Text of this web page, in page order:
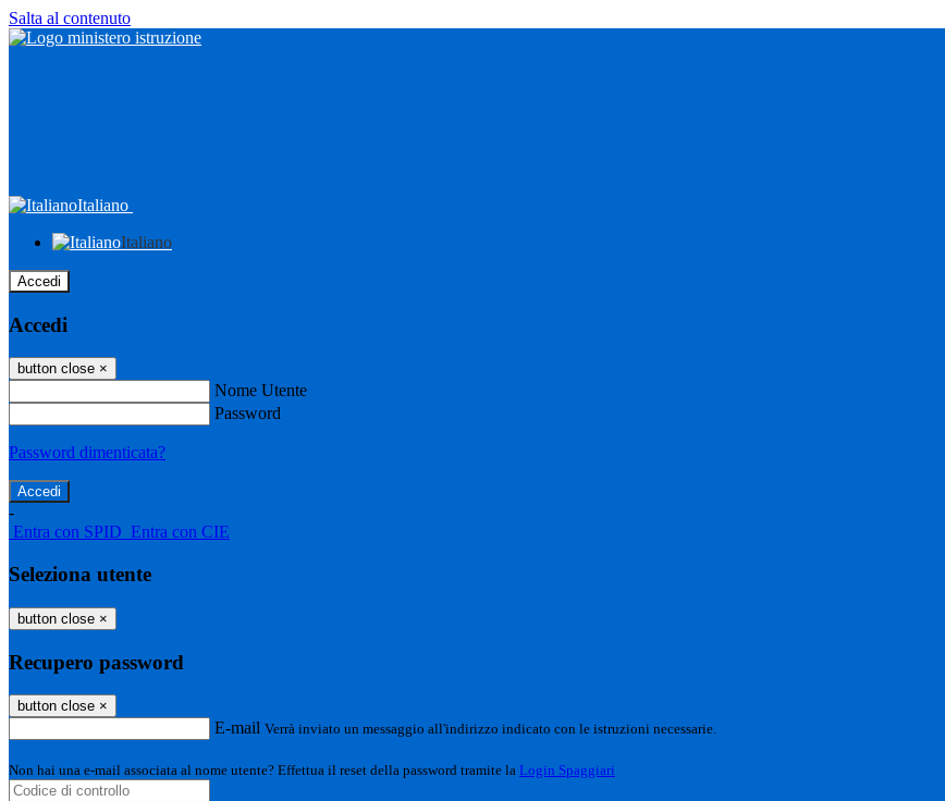
Salta al contenuto
Italiano
Italiano
Accedi
Accedi
button close ×
Nome Utente
Password
Password dimenticata?
-
Entra con SPID Entra con CIE
Seleziona utente
button close ×
Recupero password
button close ×
E-mail Verrà inviato un messaggio all'indirizzo indicato con le istruzioni necessarie.
Non hai una e-mail associata al nome utente? Effettua il reset della password tramite la Login Spaggiari